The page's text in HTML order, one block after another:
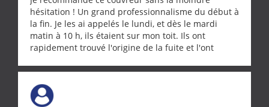
hésitation ! Un grand professionnalisme du début à
la fin. Je les ai appelés le lundi, et dès le mardi
matin à 10 h, ils étaient sur mon toit. Ils ont
rapidement trouvé l'origine de la fuite et l'ont
Une équipe sérieuse, réactive et compétente. C'est
vraiment rassurant de pouvoir compter sur des
artisans aussi professionnels. Merci encore !